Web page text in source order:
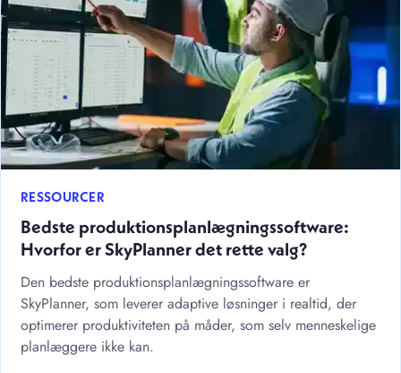
RESSOURCER
Bedste produktionsplanlægningssoftware:
Hvorfor er SkyPlanner det rette valg?
Den bedste produktionsplanlægningssoftware er
SkyPlanner, som leverer adaptive løsninger i realtid, der
optimerer produktiviteten på måder, som selv menneskelige
planlæggere ikke kan.